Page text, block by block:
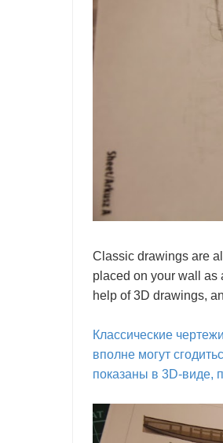
Classic drawings are
placed on your wall as
help of 3D drawings,
Классические
вполне могут
показаны в 3D-виде,